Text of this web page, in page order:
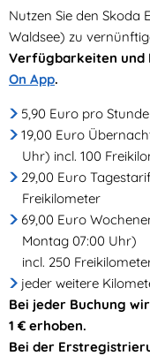
Nutzen Sie den
Waldsee) zu
Verfügbarkeiten und
On App.
5,90 Euro pro
19,00 Euro
Uhr) incl. 100
29,00 Euro
Freikilometer
69,00 Euro
Montag 07:00 Uhr)
incl. 250
jeder weitere
Bei jeder Buchung
1 € erhoben.
Bei der